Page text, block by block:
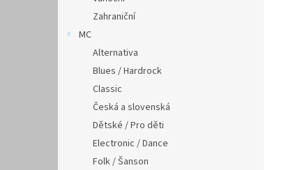
Zahraniční
MC
Alternativa
Blues / Hardrock
Classic
Česká a slovenská
Dětské / Pro děti
Electronic / Dance
Folk / Šanson